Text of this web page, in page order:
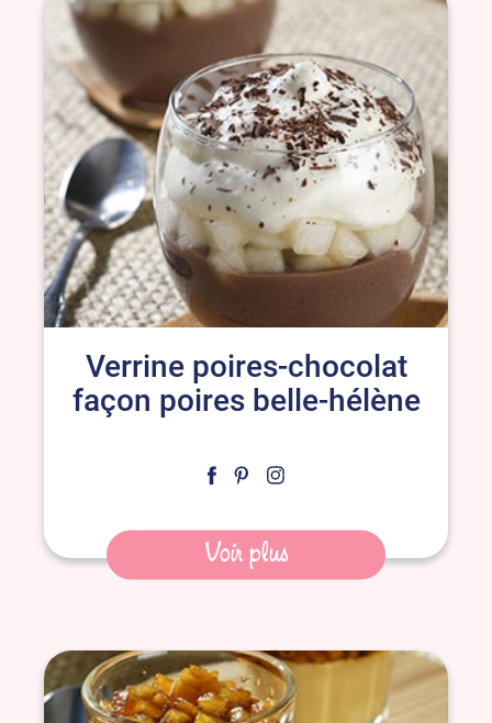
Verrine poires-chocolat
façon poires belle-hélène
Voir plus